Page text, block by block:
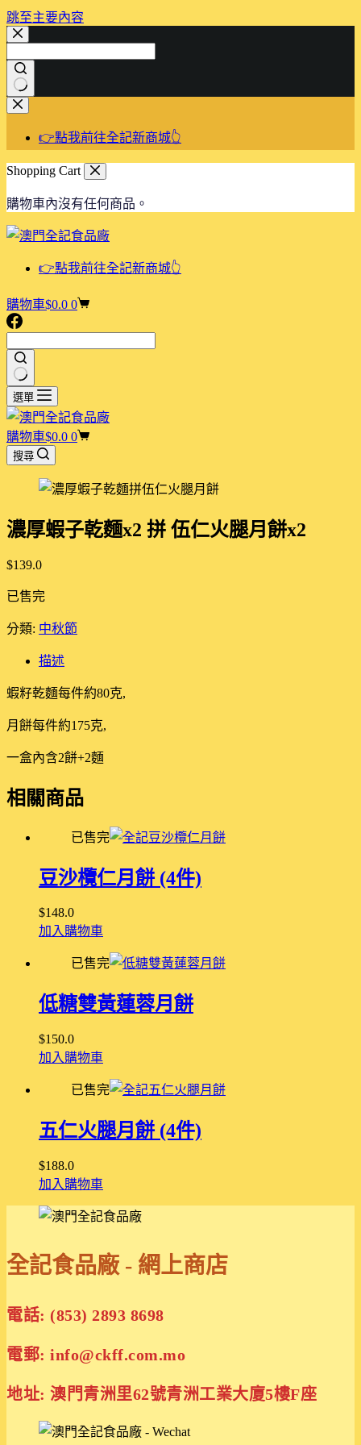
跳至主要內容
👉點我前往全記新商城👆
Shopping Cart
購物車內沒有任何商品。
👉點我前往全記新商城👆
購物車$0.0 0
選單
購物車$0.0 0
搜尋
濃厚蝦子乾麵x2 拼 伍仁火腿月餅x2
$139.0
已售完
分類: 中秋節
描述
蝦籽乾麵每件約80克,
月餅每件約175克,
一盒內含2餅+2麵
相關商品
已售完
豆沙欖仁月餅 (4件)
$148.0
加入購物車
已售完
低糖雙黃蓮蓉月餅
$150.0
加入購物車
已售完
五仁火腿月餅 (4件)
$188.0
加入購物車
全記食品廠 - 網上商店
電話: (853) 2893 8698
電郵: info@ckff.com.mo
地址: 澳門青洲里62號青洲工業大廈5樓F座